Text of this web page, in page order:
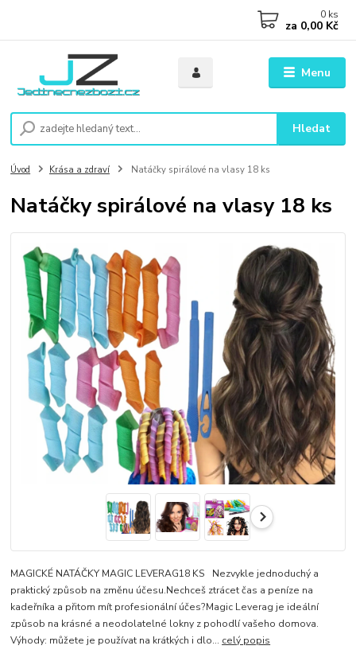
Menu
Hledat
0 ks
za 0,00 Kč
Úvod Krása a zdraví Natáčky spirálové na vlasy 18 ks
Natáčky spirálové na vlasy 18 ks
MAGICKÉ NATÁČKY MAGIC LEVERAG18 KS Nezvykle jednoduchý a
praktický způsob na změnu účesu.Nechceš ztrácet čas a peníze na
kadeřníka a přitom mít profesionální účes?Magic Leverag je ideální
způsob na krásné a neodolatelné lokny z pohodlí vašeho domova.
Výhody: můžete je používat na krátkých i dlo... celý popis